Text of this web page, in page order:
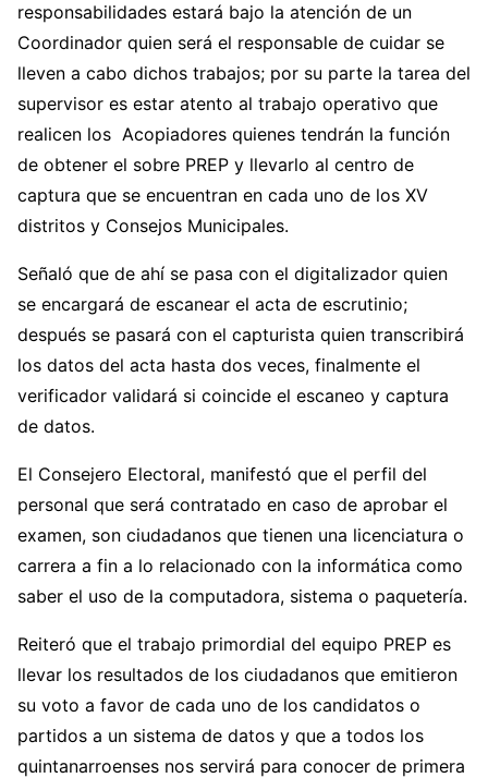
responsabilidades estará bajo la atención de un
Coordinador quien será el responsable de cuidar se
lleven a cabo dichos trabajos; por su parte la tarea del
supervisor es estar atento al trabajo operativo que
realicen los Acopiadores quienes tendrán la función
de obtener el sobre PREP y llevarlo al centro de
captura que se encuentran en cada uno de los XV
distritos y Consejos Municipales.
Señaló que de ahí se pasa con el digitalizador quien
se encargará de escanear el acta de escrutinio;
después se pasará con el capturista quien transcribirá
los datos del acta hasta dos veces, finalmente el
verificador validará si coincide el escaneo y captura
de datos.
El Consejero Electoral, manifestó que el perfil del
personal que será contratado en caso de aprobar el
examen, son ciudadanos que tienen una licenciatura o
carrera a fin a lo relacionado con la informática como
saber el uso de la computadora, sistema o paquetería.
Reiteró que el trabajo primordial del equipo PREP es
llevar los resultados de los ciudadanos que emitieron
su voto a favor de cada uno de los candidatos o
partidos a un sistema de datos y que a todos los
quintanarroenses nos servirá para conocer de primera